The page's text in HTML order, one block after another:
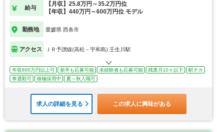
給与
【月収】25.8万円～35.2万円位
【年収】440万円～600万円位 モデル
勤務地 愛媛県 西条市
アクセス ＪＲ予讃線(高松－宇和島) 壬生川駅
年収600万円以上可 新卒も応募可能 未経験者も応募可能 残業月10ｈ以下
駅チカ
車通勤可
積極採用中 夏～秋入職可
求人の詳細を見る この求人に興味がある